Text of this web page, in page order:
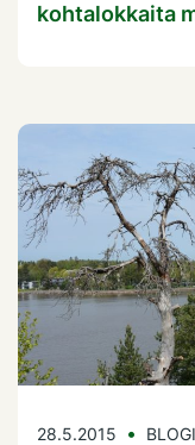
kohtalokkaita
28.5.2015